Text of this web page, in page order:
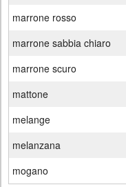
marrone rosso
marrone sabbia chiaro
marrone scuro
mattone
melange
melanzana
mogano